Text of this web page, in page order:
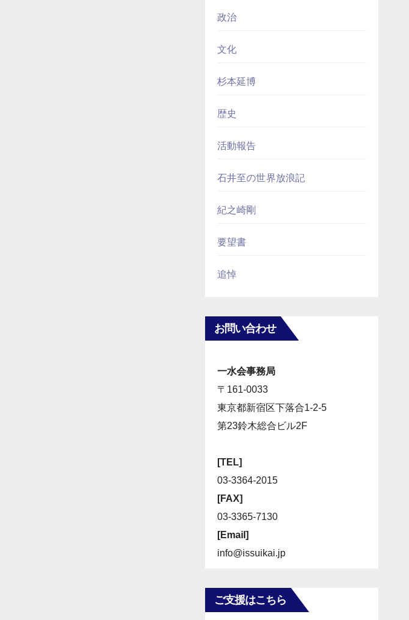
政治
文化
杉本延博
歴史
活動報告
石井至の世界放浪記
紀之崎剛
要望書
追悼
お問い合わせ
一水会事務局
〒161-0033
東京都新宿区下落合1-2-5
第23鈴木総合ビル2F
[TEL]
03-3364-2015
[FAX]
03-3365-7130
[Email]
info@issuikai.jp
ご支援はこちら